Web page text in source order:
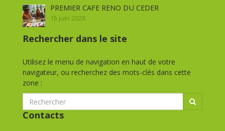
PREMIER CAFE RENO DU CEDER
15 juin 2026
Rechercher dans le site
Utilisez le menu de navigation en haut de votre
navigateur, ou recherchez des mots-clés dans cette
zone :
Contacts